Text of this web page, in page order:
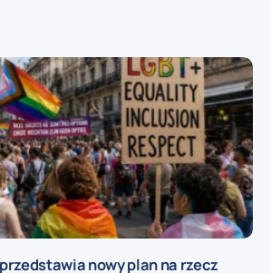
nowy plan na rzecz